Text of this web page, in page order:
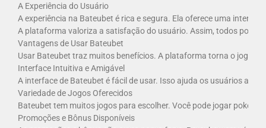
A Experiência do Usuário
A experiência na Bateubet é rica e segura. Ela oferece uma
A plataforma valoriza a satisfação do usuário. Assim, todos
Vantagens de Usar Bateubet
Usar Bateubet traz muitos benefícios. A plataforma torna o jogo
Interface Intuitiva e Amigável
A interface de Bateubet é fácil de usar. Isso ajuda os usuários a
Variedade de Jogos Oferecidos
Bateubet tem muitos jogos para escolher. Você pode jogar poker
Promoções e Bônus Disponíveis